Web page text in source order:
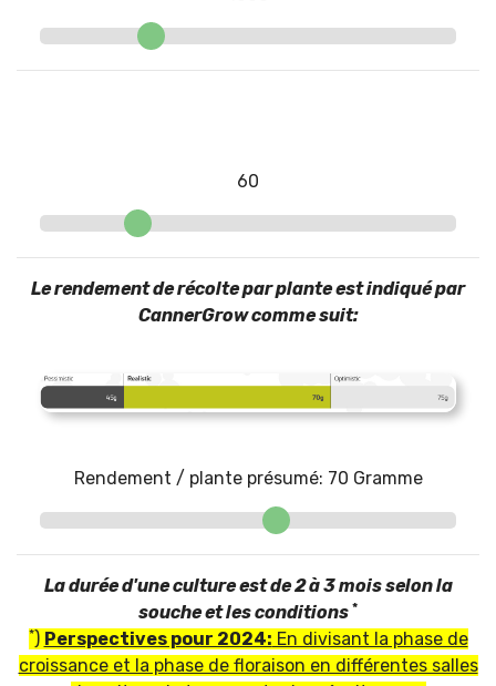
60
Le rendement de récolte par plante est indiqué par
CannerGrow comme suit:
Rendement / plante présumé: 70 Gramme
La durée d'une culture est de 2 à 3 mois selon la
souche et les conditions *
*) Perspectives pour 2024: En divisant la phase de
croissance et la phase de floraison en différentes salles